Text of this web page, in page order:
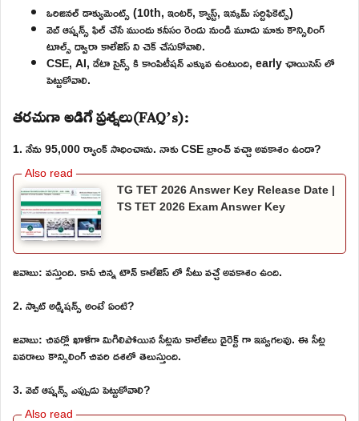
ఒరిజినల్ డాక్యుమెంట్స్ (10th, ఇంటర్, క్యాస్ట్, ఇన్కమ్ సర్టిఫికెట్స్)
వెబ్ ఆప్షన్స్ ఫిల్ చేసే ముందు కనీసం రెండు నుండి మూడు మాకు కౌన్సిలింగ్
టూల్స్ ద్వారా కాలేజెస్ ని చెక్ చేసుకోవాలి.
CSE, AI, డేటా సైన్స్ కి కాంపిటీషన్ ఎక్కువ ఉంటుంది, early ఛాయిసెస్ లో
పెట్టుకోవాలి.
తరచుగా అడిగే ప్రశ్నలు(FAQ’s):
1. నేను 95,000 ర్యాంక్ సాధించాను. నాకు CSE బ్రాంచ్ వచ్చా అవకాశం ఉందా?
TG TET 2026 Answer Key Release Date |
TS TET 2026 Exam Answer Key
జవాబు: వస్తుంది. కానీ చిన్న టౌన్ కాలేజెస్ లో సీటు వచ్చే అవకాశం ఉంది.
2. స్పాట్ అడ్మిషన్స్ అంటే ఏంటి?
జవాబు: చివర్లో ఖాళీగా మిగిలిపోయిన సీట్లను కాలేజీలు డైరెక్ట్ గా ఇవ్వగలవు. ఈ సీట్ల
వివరాలు కౌన్సిలింగ్ చివరి దశలో తెలుస్తుంది.
3. వెబ్ ఆప్షన్స్ ఎప్పుడు పెట్టుకోవాలి?